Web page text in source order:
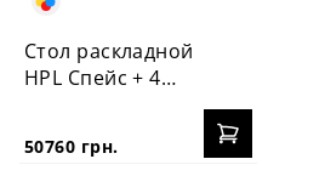
Стол раскладной
HPL Спейс + 4
50760 грн.